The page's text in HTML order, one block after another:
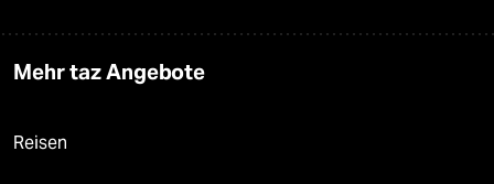
Mehr taz Angebote
Reisen